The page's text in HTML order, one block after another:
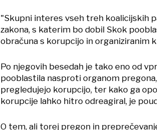
"Skupni interes vseh treh koalicijskih
zakona, s katerim bo dobil Skok
obračuna s korupcijo in organiziranim
Po njegovih besedah je tako eno od
pooblastila nasproti organom
pregledujejo korupcijo, ter kako ga
korupcije lahko hitro odreagiral, je
O tem, ali torej pregon in